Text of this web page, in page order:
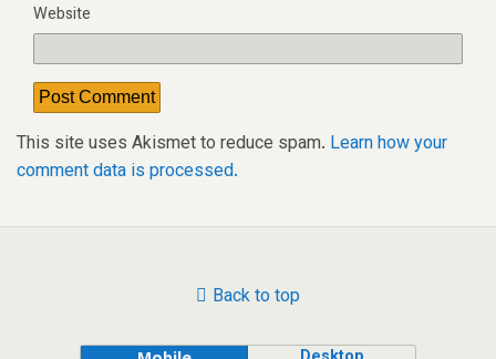
Website
This site uses Akismet to reduce spam. Learn how your
comment data is processed.
Back to top